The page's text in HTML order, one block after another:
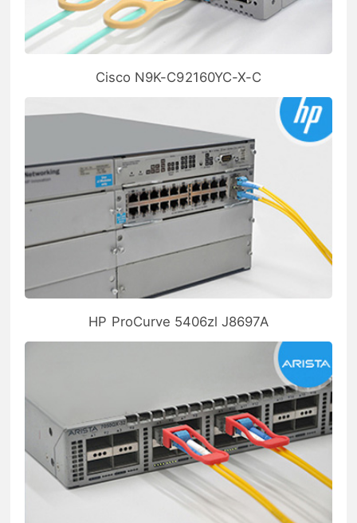
Cisco N9K-C92160YC-X-C
HP ProCurve 5406zl J8697A